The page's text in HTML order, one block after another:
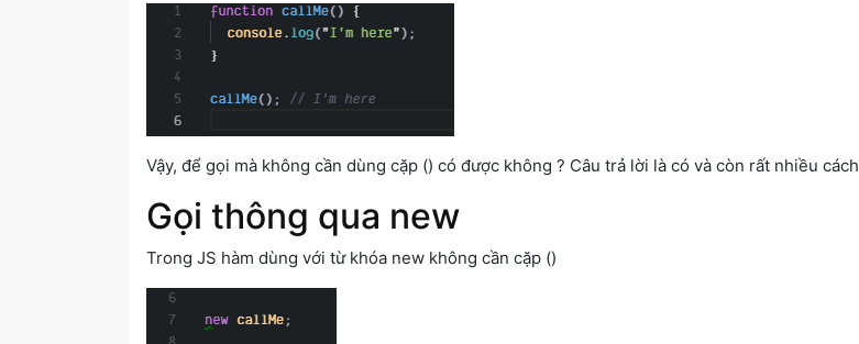
Vậy, để gọi mà không cần dùng cặp () có được không ? Câu trả lời là có và còn rất nhiều cách
Gọi thông qua new
Trong JS hàm dùng với từ khóa new không cần cặp ()